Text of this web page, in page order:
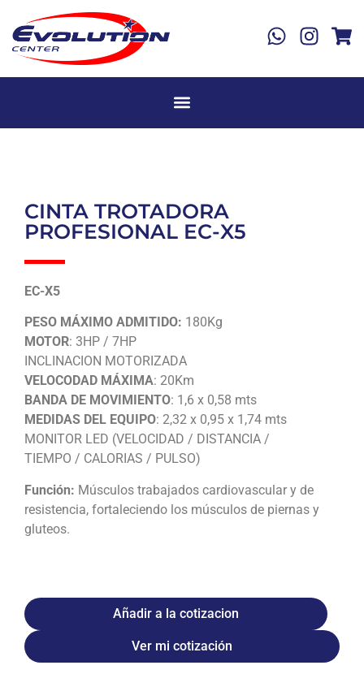
CINTA TROTADORA
PROFESIONAL EC-X5
EC-X5
PESO MÁXIMO ADMITIDO: 180Kg
MOTOR: 3HP / 7HP
INCLINACION MOTORIZADA
VELOCODAD MÁXIMA: 20Km
BANDA DE MOVIMIENTO: 1,6 x 0,58 mts
MEDIDAS DEL EQUIPO: 2,32 x 0,95 x 1,74 mts
MONITOR LED (VELOCIDAD / DISTANCIA /
TIEMPO / CALORIAS / PULSO)
Función: Músculos trabajados cardiovascular y de
resistencia, fortaleciendo los músculos de piernas y
gluteos.
Añadir a la cotizacion
Ver mi cotización